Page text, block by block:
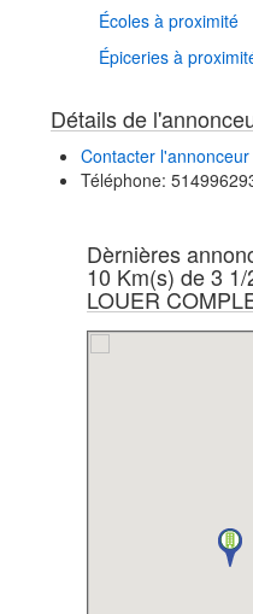
Écoles à proximité
Épiceries à
Détails de
Contacter l'annonceur
Téléphone:
Dèrnières
10 Km(s) de 3
LOUER